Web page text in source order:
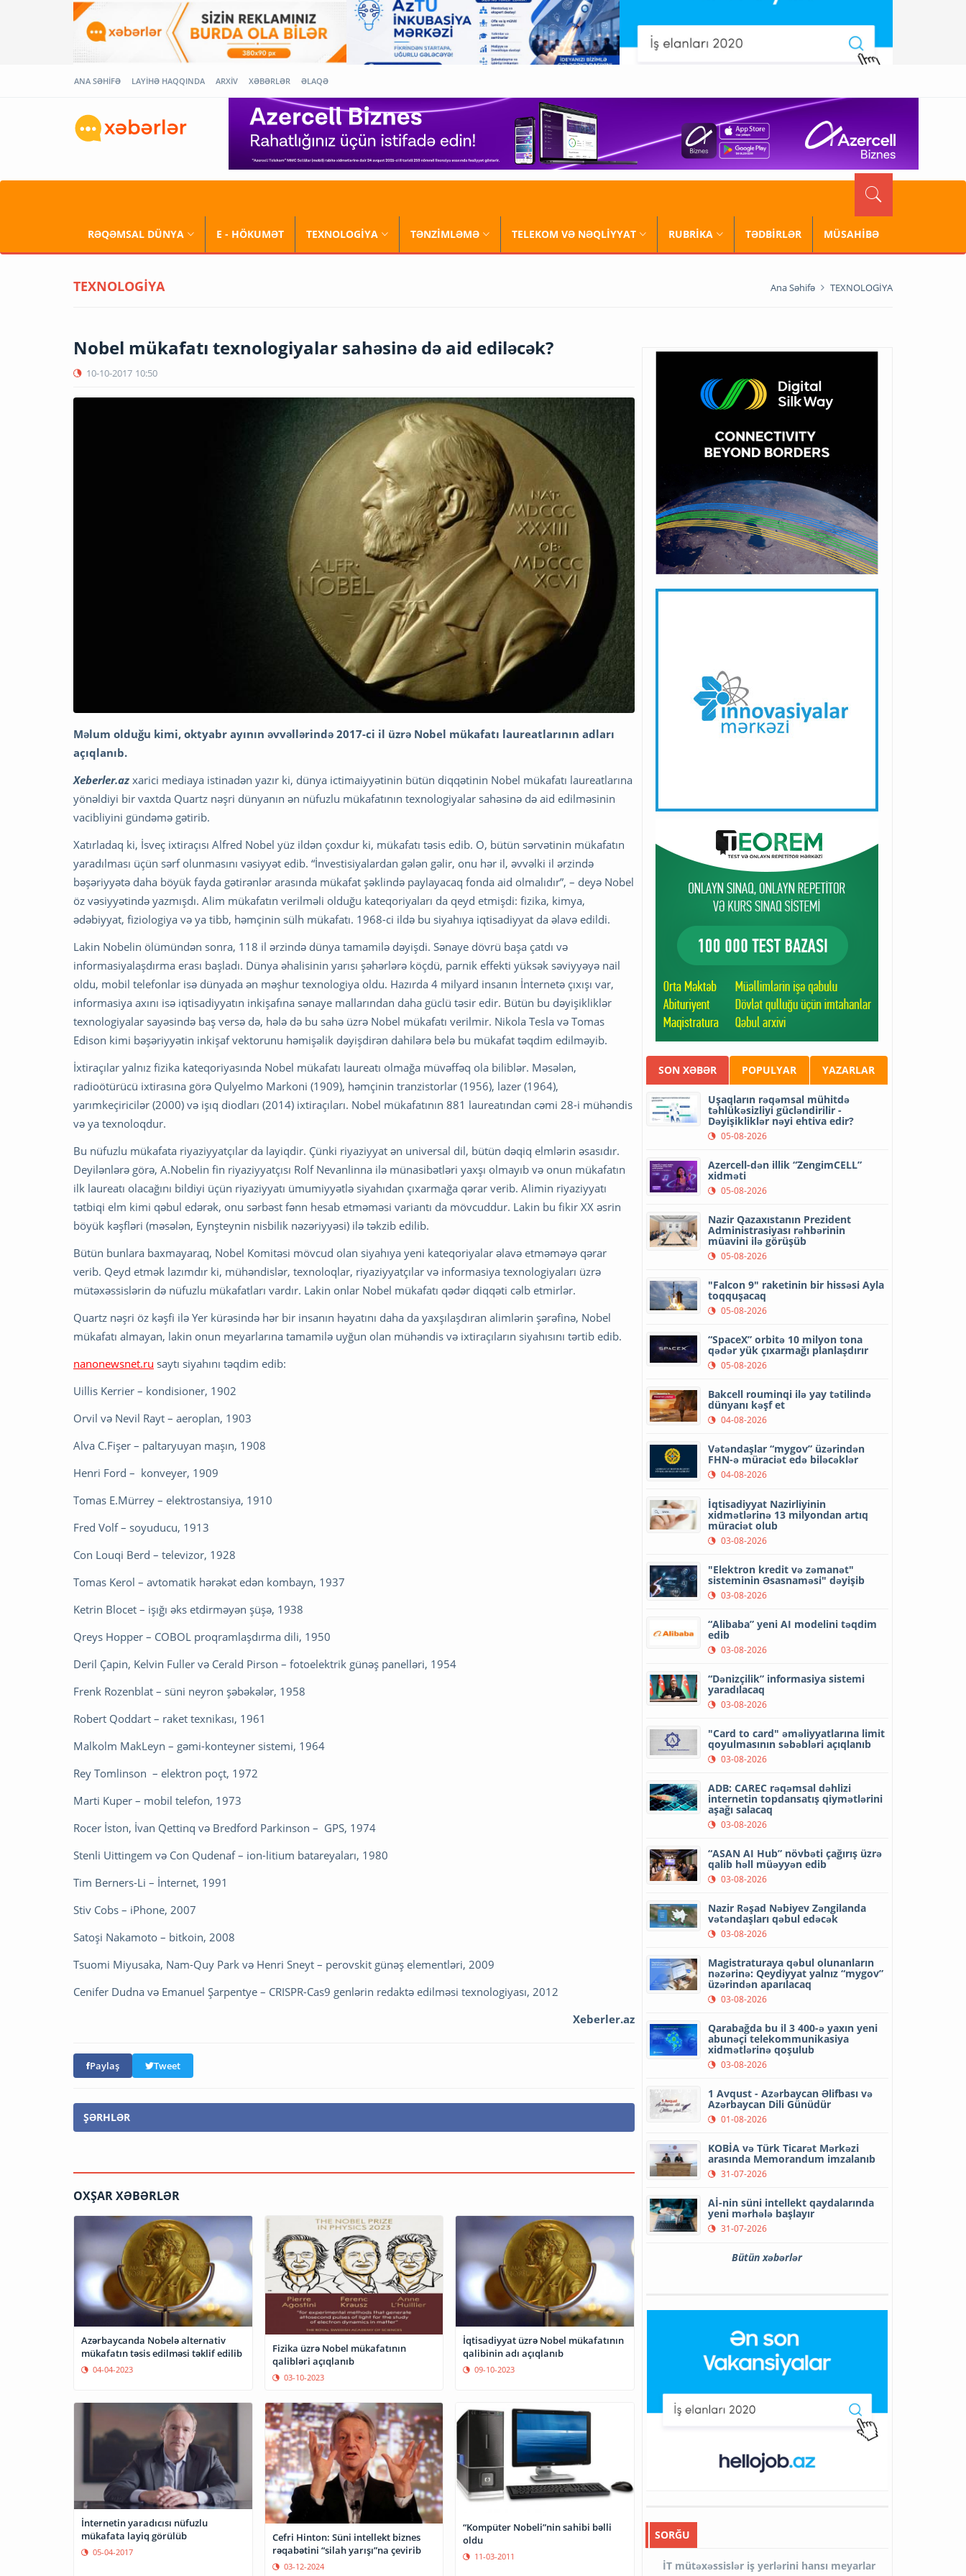
ANA SƏHİFƏ LAYİHƏ HAQQINDA ARXİV XƏBƏRLƏR ƏLAQƏ
RƏQƏMSAL DÜNYA E - HÖKUMƏT TEXNOLOGİYA TƏNZİMLƏMƏ TELEKOM VƏ NƏQLİYYAT RUBRİKA TƏDBİRLƏR MÜSAHİBƏ
TEXNOLOGİYA Ana Səhifə TEXNOLOGİYA
Nobel mükafatı texnologiyalar sahəsinə də aid ediləcək?
10-10-2017 10:50
Məlum olduğu kimi, oktyabr ayının əvvəllərində 2017-ci il üzrə Nobel mükafatı laureatlarının adları
açıqlanıb.
Xeberler.az xarici mediaya istinadən yazır ki, dünya ictimaiyyətinin bütün diqqətinin Nobel mükafatı laureatlarına
yönəldiyi bir vaxtda Quartz nəşri dünyanın ən nüfuzlu mükafatının texnologiyalar sahəsinə də aid edilməsinin
vacibliyini gündəmə gətirib.
Xatırladaq ki, İsveç ixtiraçısı Alfred Nobel yüz ildən çoxdur ki, mükafatı təsis edib. O, bütün sərvətinin mükafatın
yaradılması üçün sərf olunmasını vəsiyyət edib. “İnvestisiyalardan gələn gəlir, onu hər il, əvvəlki il ərzində
bəşəriyyətə daha böyük fayda gətirənlər arasında mükafat şəklində paylayacaq fonda aid olmalıdır”, – deyə Nobel
öz vəsiyyətində yazmışdı. Alim mükafatın verilməli olduğu kateqoriyaları da qeyd etmişdi: fizika, kimya,
ədəbiyyat, fiziologiya və ya tibb, həmçinin sülh mükafatı. 1968-ci ildə bu siyahıya iqtisadiyyat da əlavə edildi.
Lakin Nobelin ölümündən sonra, 118 il ərzində dünya tamamilə dəyişdi. Sənaye dövrü başa çatdı və
informasiyalaşdırma erası başladı. Dünya əhalisinin yarısı şəhərlərə köçdü, parnik effekti yüksək səviyyəyə nail
oldu, mobil telefonlar isə dünyada ən məşhur texnologiya oldu. Hazırda 4 milyard insanın İnternetə çıxışı var,
informasiya axını isə iqtisadiyyatın inkişafına sənaye mallarından daha güclü təsir edir. Bütün bu dəyişikliklər
texnologiyalar sayəsində baş versə də, hələ də bu sahə üzrə Nobel mükafatı verilmir. Nikola Tesla və Tomas
Edison kimi bəşəriyyətin inkişaf vektorunu həmişəlik dəyişdirən dahilərə belə bu mükafat təqdim edilməyib.
İxtiraçılar yalnız fizika kateqoriyasında Nobel mükafatı laureatı olmağa müvəffəq ola biliblər. Məsələn,
radioötürücü ixtirasına görə Qulyelmo Markoni (1909), həmçinin tranzistorlar (1956), lazer (1964),
yarımkeçiricilər (2000) və işıq diodları (2014) ixtiraçıları. Nobel mükafatının 881 laureatından cəmi 28-i mühəndis
və ya texnoloqdur.
Bu nüfuzlu mükafata riyaziyyatçılar da layiqdir. Çünki riyaziyyat ən universal dil, bütün dəqiq elmlərin əsasıdır.
Deyilənlərə görə, A.Nobelin fin riyaziyyatçısı Rolf Nevanlinna ilə münasibətləri yaxşı olmayıb və onun mükafatın
ilk laureatı olacağını bildiyi üçün riyaziyyatı ümumiyyətlə siyahıdan çıxarmağa qərar verib. Alimin riyaziyyatı
tətbiqi elm kimi qəbul edərək, onu sərbəst fənn hesab etməməsi variantı da mövcuddur. Lakin bu fikir XX əsrin
böyük kəşfləri (məsələn, Eynşteynin nisbilik nəzəriyyəsi) ilə təkzib edilib.
Bütün bunlara baxmayaraq, Nobel Komitəsi mövcud olan siyahıya yeni kateqoriyalar əlavə etməməyə qərar
verib. Qeyd etmək lazımdır ki, mühəndislər, texnoloqlar, riyaziyyatçılar və informasiya texnologiyaları üzrə
mütəxəssislərin də nüfuzlu mükafatları vardır. Lakin onlar Nobel mükafatı qədər diqqəti cəlb etmirlər.
Quartz nəşri öz kəşfi ilə Yer kürəsində hər bir insanın həyatını daha da yaxşılaşdıran alimlərin şərəfinə, Nobel
mükafatı almayan, lakin onun meyarlarına tamamilə uyğun olan mühəndis və ixtiraçıların siyahısını tərtib edib.
nanonewsnet.ru saytı siyahını təqdim edib:
Uillis Kerrier – kondisioner, 1902
Orvil və Nevil Rayt – aeroplan, 1903
Alva C.Fişer – paltaryuyan maşın, 1908
Henri Ford – konveyer, 1909
Tomas E.Mürrey – elektrostansiya, 1910
Fred Volf – soyuducu, 1913
Con Louqi Berd – televizor, 1928
Tomas Kerol – avtomatik hərəkət edən kombayn, 1937
Ketrin Blocet – işığı əks etdirməyən şüşə, 1938
Qreys Hopper – COBOL proqramlaşdırma dili, 1950
Deril Çapin, Kelvin Fuller və Cerald Pirson – fotoelektrik günəş panelləri, 1954
Frenk Rozenblat – süni neyron şəbəkələr, 1958
Robert Qoddart – raket texnikası, 1961
Malkolm MakLeyn – gəmi-konteyner sistemi, 1964
Rey Tomlinson – elektron poçt, 1972
Marti Kuper – mobil telefon, 1973
Rocer İston, İvan Qettinq və Bredford Parkinson – GPS, 1974
Stenli Uittingem və Con Qudenaf – ion-litium batareyaları, 1980
Tim Berners-Li – İnternet, 1991
Stiv Cobs – iPhone, 2007
Satoşi Nakamoto – bitkoin, 2008
Tsuomi Miyusaka, Nam-Quy Park və Henri Sneyt – perovskit günəş elementləri, 2009
Cenifer Dudna və Emanuel Şarpentye – CRISPR-Cas9 genlərin redaktə edilməsi texnologiyası, 2012
Xeberler.az
Paylaş Tweet
ŞƏRHLƏR
OXŞAR XƏBƏRLƏR
Azərbaycanda Nobelə alternativ
mükafatın təsis edilməsi təklif edilib
04-04-2023
Fizika üzrə Nobel mükafatının
qalibləri açıqlanıb
03-10-2023
İqtisadiyyat üzrə Nobel mükafatının
qalibinin adı açıqlanıb
09-10-2023
İnternetin yaradıcısı nüfuzlu
mükafata layiq görülüb
05-04-2017
Cefri Hinton: Süni intellekt biznes
rəqabətini “silah yarışı”na çevirib
03-12-2024
“Kompüter Nobeli”nin sahibi bəlli
oldu
11-03-2011
SON XƏBƏR POPULYAR YAZARLAR
Uşaqların rəqəmsal mühitdə
təhlükəsizliyi gücləndirilir -
Dəyişikliklər nəyi ehtiva edir?
05-08-2026
Azercell-dən illik “ZengimCELL”
xidməti
05-08-2026
Nazir Qazaxıstanın Prezident
Administrasiyası rəhbərinin
müavini ilə görüşüb
05-08-2026
"Falcon 9" raketinin bir hissəsi Ayla
toqquşacaq
05-08-2026
“SpaceX” orbitə 10 milyon tona
qədər yük çıxarmağı planlaşdırır
05-08-2026
Bakcell rouminqi ilə yay tətilində
dünyanı kəşf et
04-08-2026
Vətəndaşlar “mygov” üzərindən
FHN-ə müraciət edə biləcəklər
04-08-2026
İqtisadiyyat Nazirliyinin
xidmətlərinə 13 milyondan artıq
müraciət olub
03-08-2026
"Elektron kredit və zəmanət"
sisteminin Əsasnaməsi" dəyişib
03-08-2026
“Alibaba” yeni AI modelini təqdim
edib
03-08-2026
“Dənizçilik” informasiya sistemi
yaradılacaq
03-08-2026
"Card to card" əməliyyatlarına limit
qoyulmasının səbəbləri açıqlanıb
03-08-2026
ADB: CAREC rəqəmsal dəhlizi
internetin topdansatış qiymətlərini
aşağı salacaq
03-08-2026
“ASAN AI Hub” növbəti çağırış üzrə
qalib həll müəyyən edib
03-08-2026
Nazir Rəşad Nəbiyev Zəngilanda
vətəndaşları qəbul edəcək
03-08-2026
Magistraturaya qəbul olunanların
nəzərinə: Qeydiyyat yalnız “mygov”
üzərindən aparılacaq
03-08-2026
Qarabağda bu il 3 400-ə yaxın yeni
abunəçi telekommunikasiya
xidmətlərinə qoşulub
03-08-2026
1 Avqust - Azərbaycan Əlifbası və
Azərbaycan Dili Günüdür
01-08-2026
KOBİA və Türk Ticarət Mərkəzi
arasında Memorandum imzalanıb
31-07-2026
Aİ-nin süni intellekt qaydalarında
yeni mərhələ başlayır
31-07-2026
Bütün xəbərlər
SORĞU
İT mütəxəssislər iş yerlərini hansı meyarlar